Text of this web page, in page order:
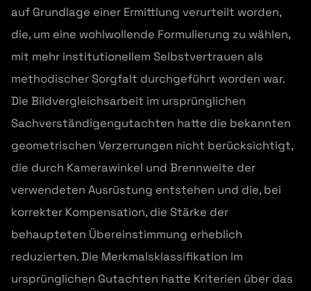
auf Grundlage einer Ermittlung verurteilt worden,
die, um eine wohlwollende Formulierung zu wählen,
mit mehr institutionellem Selbstvertrauen als
methodischer Sorgfalt durchgeführt worden war.
Die Bildvergleichsarbeit im ursprünglichen
Sachverständigengutachten hatte die bekannten
geometrischen Verzerrungen nicht berücksichtigt,
die durch Kamerawinkel und Brennweite der
verwendeten Ausrüstung entstehen und die, bei
korrekter Kompensation, die Stärke der
behaupteten Übereinstimmung erheblich
reduzierten. Die Merkmalsklassifikation im
ursprünglichen Gutachten hatte Kriterien über das